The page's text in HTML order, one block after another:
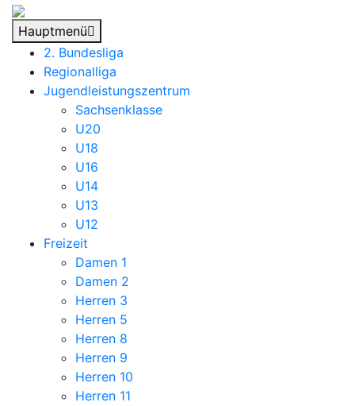
Hauptmenü
2. Bundesliga
Regionalliga
Jugendleistungszentrum
Sachsenklasse
U20
U18
U16
U14
U13
U12
Freizeit
Damen 1
Damen 2
Herren 3
Herren 5
Herren 8
Herren 9
Herren 10
Herren 11